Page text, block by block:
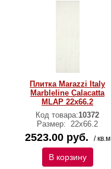
Плитка Marazzi Italy
Marbleline Calacatta
MLAP 22х66.2
Код товара:10372
Размер: 22х66.2
2523.00 руб. / кв.м
В корзину